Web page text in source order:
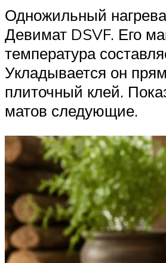
Одножильный
Девимат DSVF. Его
температура
Укладывается он
плиточный клей.
матов следующие.